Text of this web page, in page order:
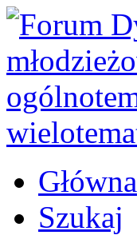
Główna
Szukaj